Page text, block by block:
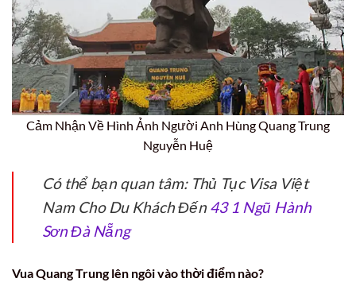
Cảm Nhận Về Hình Ảnh Người Anh Hùng Quang Trung
Nguyễn Huệ
Có thể bạn quan tâm: Thủ Tục Visa Việt
Nam Cho Du Khách Đến43 1 Ngũ Hành
Sơn Đà Nẵng
Vua Quang Trung lên ngôi vào thời điểm nào?